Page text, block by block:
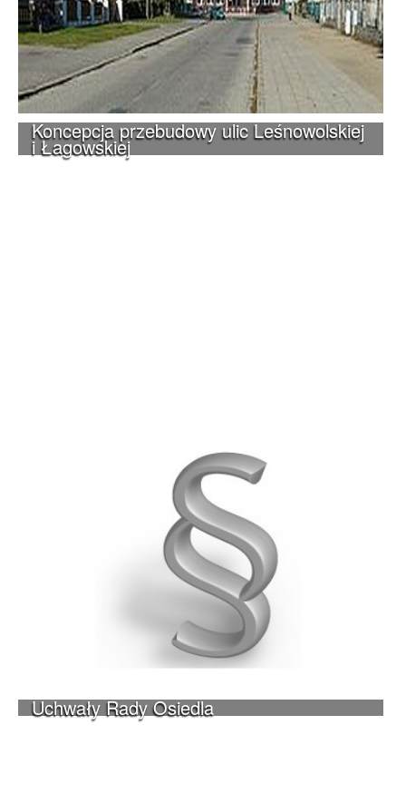
Koncepcja przebudowy ulic Leśnowolskiej
i Łagowskiej
Uchwały Rady Osiedla